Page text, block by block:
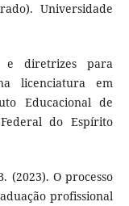
Universidade
e diretrizes para
licenciatura em
Educacional de
do Espírito
(2023). O processo
profissional